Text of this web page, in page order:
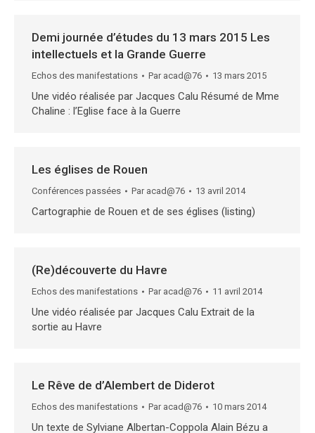
Demi journée d’études du 13 mars 2015 Les
intellectuels et la Grande Guerre
Echos des manifestations Par acad@76 13 mars 2015
Une vidéo réalisée par Jacques Calu Résumé de Mme
Chaline : l’Eglise face à la Guerre
Les églises de Rouen
Conférences passées Par acad@76 13 avril 2014
Cartographie de Rouen et de ses églises (listing)
(Re)découverte du Havre
Echos des manifestations Par acad@76 11 avril 2014
Une vidéo réalisée par Jacques Calu Extrait de la
sortie au Havre
Le Rêve de d’Alembert de Diderot
Echos des manifestations Par acad@76 10 mars 2014
Un texte de Sylviane Albertan-Coppola Alain Bézu a